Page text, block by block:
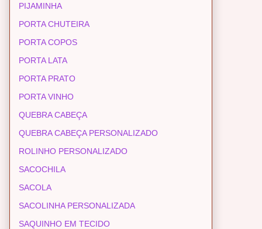
PIJAMINHA
PORTA CHUTEIRA
PORTA COPOS
PORTA LATA
PORTA PRATO
PORTA VINHO
QUEBRA CABEÇA
QUEBRA CABEÇA PERSONALIZADO
ROLINHO PERSONALIZADO
SACOCHILA
SACOLA
SACOLINHA PERSONALIZADA
SAQUINHO EM TECIDO